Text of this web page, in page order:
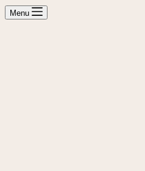
Menu